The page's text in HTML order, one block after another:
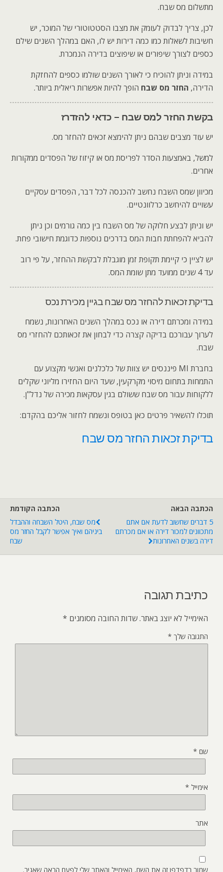
מתשלום מס שבח.
לכן, צריך לבדוק לעומק את מצבו הסטטוטורי של המוכר, יש
חשיבות לשאלות כמו כמה דירות יש לו, האם במהלך השנים שילם
כספים לצורך שיפורים או שיפוצים בדירה הנמכרת.
במידה וניתן להוכיח כי לאורך השנים שולמו כספים להחזקת
הדירה, החזר מס שבח הופך להיות אפשרות ריאלית ביותר.
בקשת החזר למס שבח – כדאי להזדרז
יש עוד מצבים שבהם ניתן להימצא זכאים להחזר מס.
למשל, באמצעות הסדר לפריסת מס או קיזוז של הפסדים ממקורות
אחרים.
מכיוון שמס השבח נחשב להכנסה לכל דבר, הפסדים עסקיים
עשויים להיחשב כרלוונטיים.
יש וניתן לבצע חלוקה של מס השבח בין כמה גורמים וכן ניתן
להביא להפחתת חבות המס בדרכים נוספות כדוגמת חישובי פחת.
יש לציין כי קיימת תקופת זמן מוגבלת לבקשת ההחזר, על פי רוב
עד 4 שנים ממועד מתן שומת המס.
בדיקת זכאות להחזר מס שבח בגיין מכירת נכס
במידה ומכרתם דירה או נכס במהלך השנים האחרונות, נשמח
לערוך עבורכם בדיקה קצרה כדי לבחון את זכאותכם להחזרי מס
שבח.
בחברת MI פיננסים יש צוות של כלכלנים ואנשי מקצוע עם
התמחות בתחום מיסוי מקרקעין, שעד היום החזירו מליוני שקלים
ללקוחות עבור מס שבח ששולם בגין עסקאות מכירה של נדל"ן.
תוכלו להשאיר פרטים כאן בטופס ונשמח לחזור אליכם בהקדם:
בדיקת זכאות החזר מס שבח
הכתבה הקודמת
מס שבח, היטל השבחה וההבדל
ביניהם ואיך אפשר לקבל החזר מס
שבח
הכתבה הבאה
5 דברים שחשוב לדעת אם אתם
מתכוונים למכור דירה או אם מכרתם
דירה בשנים האחרונות
כתיבת תגובה
האימייל לא יוצג באתר.שדות החובה מסומנים *
התגובה שלך *
שם *
אימייל *
אתר
שמור בדפדפן זה את השם, האימייל והאתר שלי לפעם הבאה שאגיב.